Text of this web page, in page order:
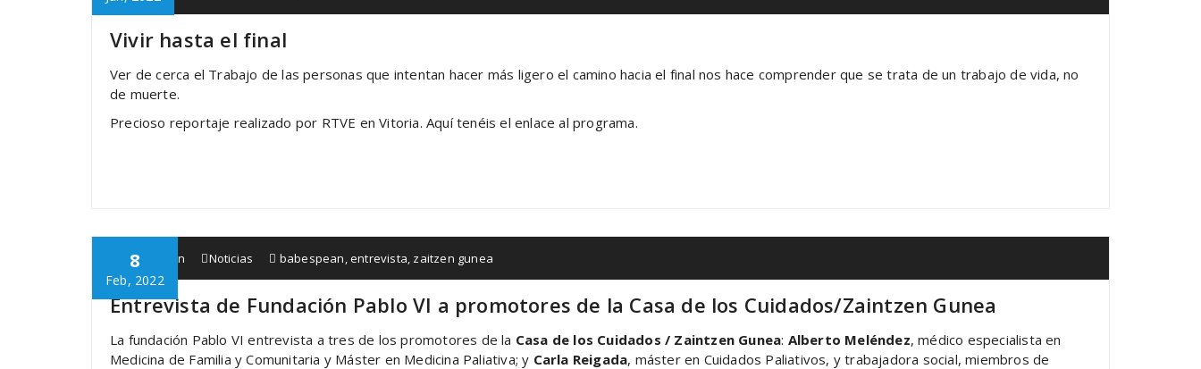
Vivir hasta el final
Ver de cerca el Trabajo de las personas que intentan hacer más ligero el camino hacia el final nos hace comprender que se trata de un trabajo de vida, no
de muerte.
Precioso reportaje realizado por RTVE en Vitoria. Aquí tenéis el enlace al programa.
8
Feb, 2022
Babespean Noticias babespean,entrevista, zaitzen gunea
Entrevista de Fundación Pablo VI a promotores de la Casa de los Cuidados/Zaintzen Gunea
La fundación Pablo VI entrevista a tres de los promotores de la Casa de los Cuidados / Zaintzen Gunea: Alberto Meléndez, médico especialista en
Medicina de Familia y Comunitaria y Máster en Medicina Paliativa; y Carla Reigada, máster en Cuidados Paliativos, y trabajadora social, miembros de